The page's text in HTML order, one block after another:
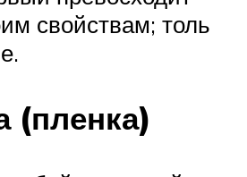
свойствам; толь
(пленка)